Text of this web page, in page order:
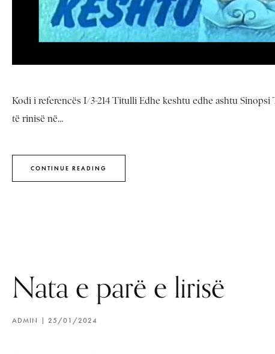
Kodi i referencës I/3-214 Titulli Edhe keshtu edhe ashtu
të rinisë në...
CONTINUE READING
Nata e parë e lirisë
ADMIN 25/01/2024